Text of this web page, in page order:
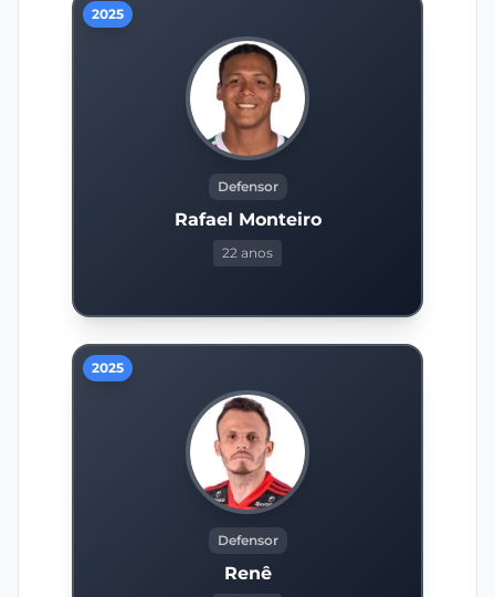
2025
Defensor
Rafael Monteiro
22 anos
2025
Defensor
Renê